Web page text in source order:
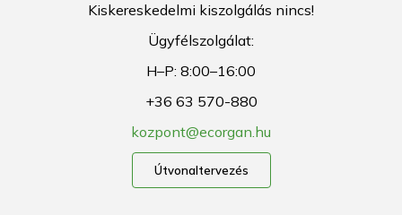
Kiskereskedelmi kiszolgálás nincs!
Ügyfélszolgálat:
H–P: 8:00–16:00
+36 63 570-880
kozpont@ecorgan.hu
Útvonaltervezés